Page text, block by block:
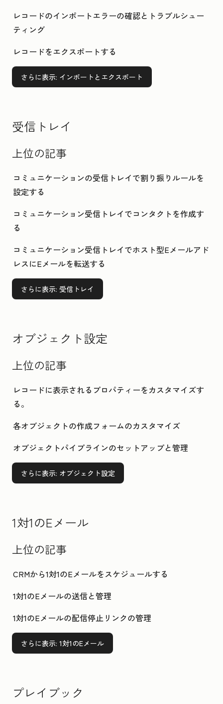
レコードのインポートエラーの確認とトラブルシュー
ティング
レコードをエクスポートする
さらに表示: インポートとエクスポート
受信トレイ
上位の記事
コミュニケーションの受信トレイで割り振りルールを
設定する
コミュニケーション受信トレイでコンタクトを作成す
る
コミュニケーション受信トレイでホスト型Eメールアド
レスにEメールを転送する
さらに表示: 受信トレイ
オブジェクト設定
上位の記事
レコードに表示されるプロパティーをカスタマイズす
る。
各オブジェクトの作成フォームのカスタマイズ
オブジェクトパイプラインのセットアップと管理
さらに表示: オブジェクト設定
1対1のEメール
上位の記事
CRMから1対1のEメールをスケジュールする
1対1のEメールの送信と管理
1対1のEメールの配信停止リンクの管理
さらに表示: 1対1のEメール
プレイブック